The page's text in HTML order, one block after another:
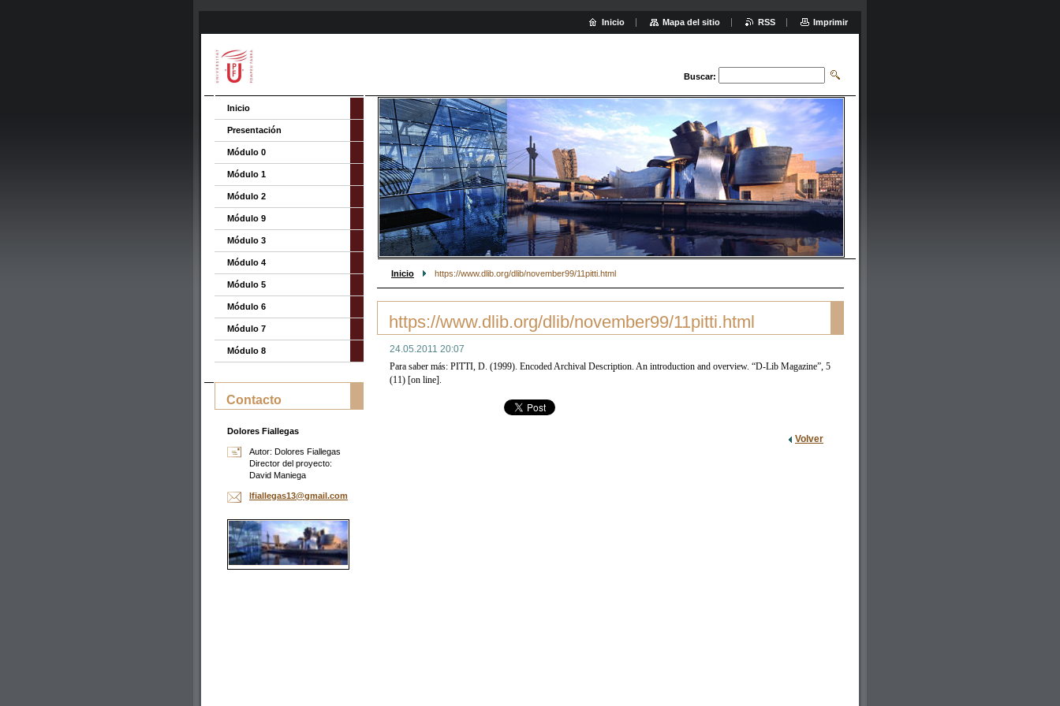
Buscar:
Inicio https://www.dlib.org/dlib/november99/11pitti.html
https://www.dlib.org/dlib/november99/11pitti.html
24.05.2011 20:07
Para saber más: PITTI, D. (1999). Encoded Archival Description. An introduction and overview. “D-Lib Magazine”, 5
(11) [on line].
Volver
Inicio
Presentación
Módulo 0
Módulo 1
Módulo 2
Módulo 9
Módulo 3
Módulo 4
Módulo 5
Módulo 6
Módulo 7
Módulo 8
Contacto
Dolores Fiallegas
Autor: Dolores Fiallegas
Director del proyecto:
David Maniega
lfiallegas13@gmail.com
Inicio Mapa del sitio RSS Imprimir